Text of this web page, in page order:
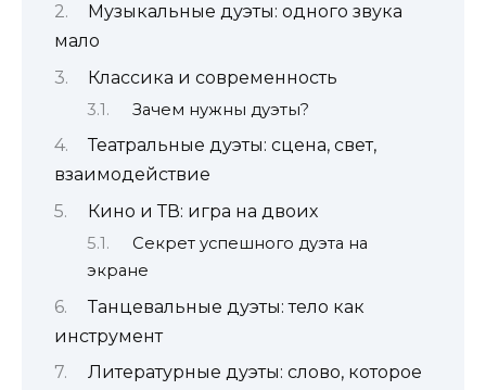
Музыкальные дуэты: одного звука
мало
Классика и современность
Зачем нужны дуэты?
Театральные дуэты: сцена, свет,
взаимодействие
Кино и ТВ: игра на двоих
Секрет успешного дуэта на
экране
Танцевальные дуэты: тело как
инструмент
Литературные дуэты: слово, которое